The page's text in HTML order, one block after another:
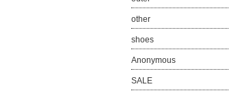
other
shoes
Anonymous
SALE